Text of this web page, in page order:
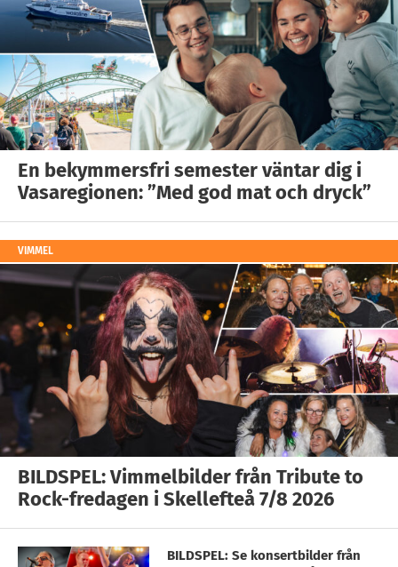
En bekymmersfri semester väntar dig i
Vasaregionen: ”Med god mat och dryck”
VIMMEL
BILDSPEL: Vimmelbilder från Tribute to
Rock-fredagen i Skellefteå 7/8 2026
BILDSPEL: Se konsertbilder från